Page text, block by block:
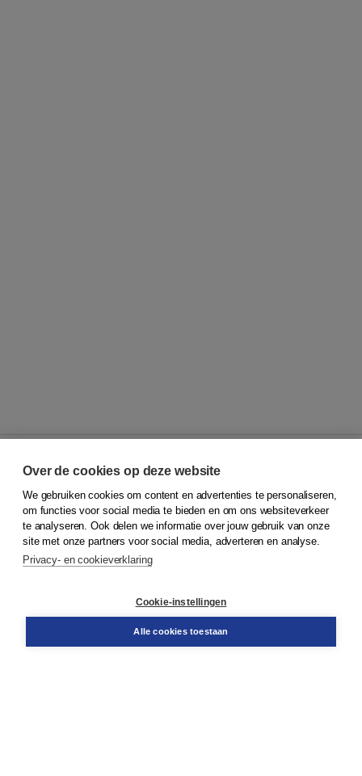
© 2026Koninklijke Boom uitgevers
Klantenservice
Service & informatie
Contact
Over de cookies op deze website
We gebruiken cookies om content en advertenties te personaliseren,
om functies voor social media te bieden en om ons websiteverkeer
te analyseren. Ook delen we informatie over jouw gebruik van onze
site met onze partners voor social media, adverteren en analyse.
Privacy- en cookieverklaring
Cookie-instellingen
Alle cookies toestaan